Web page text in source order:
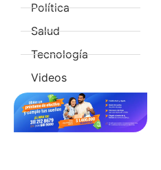
Política
Salud
Tecnología
Videos